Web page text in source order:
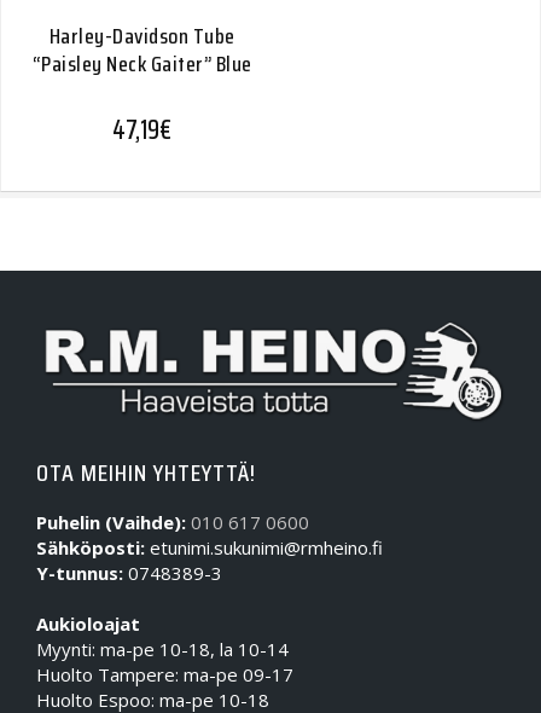
Harley-Davidson Tube
“Paisley Neck Gaiter” Blue
47,19€
OTA MEIHIN YHTEYTTÄ!
Puhelin (Vaihde): 010 617 0600
Sähköposti: etunimi.sukunimi@rmheino.fi
Y-tunnus: 0748389-3
Aukioloajat
Myynti: ma-pe 10-18, la 10-14
Huolto Tampere: ma-pe 09-17
Huolto Espoo: ma-pe 10-18